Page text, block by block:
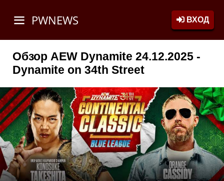
PWNEWS ВХОД
Обзор AEW Dynamite 24.12.2025 -
Dynamite on 34th Street